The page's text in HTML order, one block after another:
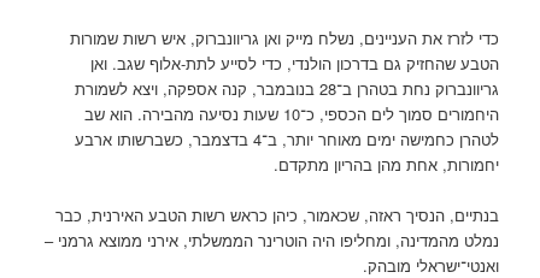
כדי לזרז את העניינים, נשלח מייק ואן גריוונברוק, איש רשות שמורות
הטבע שהחזיק גם בדרכון הולנדי, כדי לסייע לתת-אלוף שגב. ואן
גריוונברוק נחת בטהרן ב־28 בנובמבר, קנה אספקה, ויצא לשמורת
היחמורים סמוך לים הכספי, כ־10 שעות נסיעה מהבירה. הוא שב
לטהרן כחמישה ימים מאוחר יותר, ב־4 בדצמבר, כשברשותו ארבע
יחמורות, אחת מהן בהריון מתקדם.
בנתיים, הנסיך ראזה, שכאמור, כיהן כראש רשות הטבע האירנית, כבר
נמלט מהמדינה, ומחליפו היה הוטרינר הממשלתי, אירני ממוצא גרמני –
ואנטי־ישראלי מובהק.